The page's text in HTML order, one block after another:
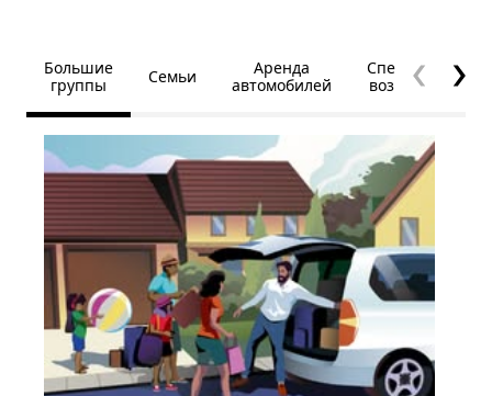
Большие
группы
Семьи
Аренда
автомобилей
Специальные
возможности